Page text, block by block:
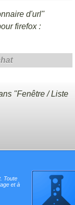
d'url"
firefox :
"Fenêtre / Liste
Toute
et à